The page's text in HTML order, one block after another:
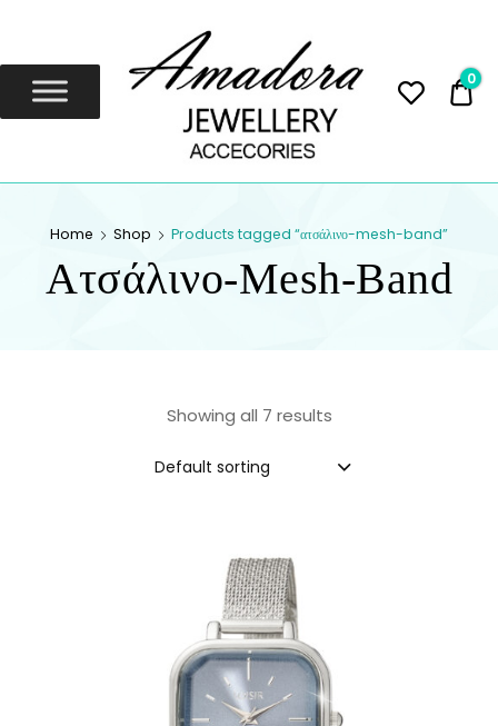
JEWELLERY
0
Home Shop Products tagged “ατσάλινο-mesh-band”
Ατσάλινο-Mesh-Band
Showing all 7 results
Default sorting